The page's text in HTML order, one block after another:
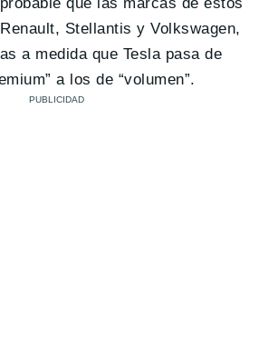
Stellantis y Volkswagen,
a medida que Tesla pasa de
a los de “volumen”.